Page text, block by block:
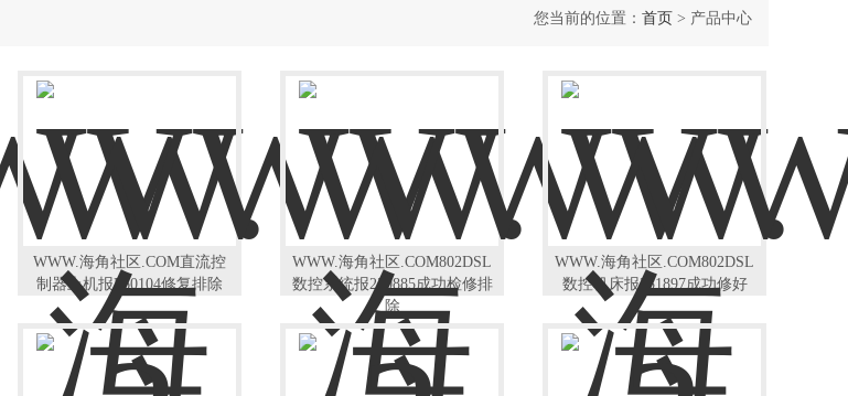
您当前的位置： 首页 > 产品中心
WWW.海角社区.COM直流控
制器上机报F60104修复排除
WWW.海角社区.COM802DSL
数控系统报230885成功检修排
除
WWW.海角社区.COM802DSL
数控机床报231897成功修好